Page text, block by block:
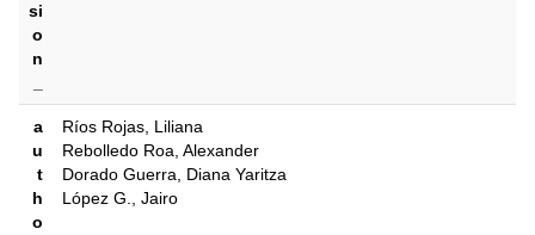
si
o
n
a
u
t
h
o
Ríos Rojas, Liliana
Rebolledo Roa, Alexander
Dorado Guerra, Diana Yaritza
López G., Jairo